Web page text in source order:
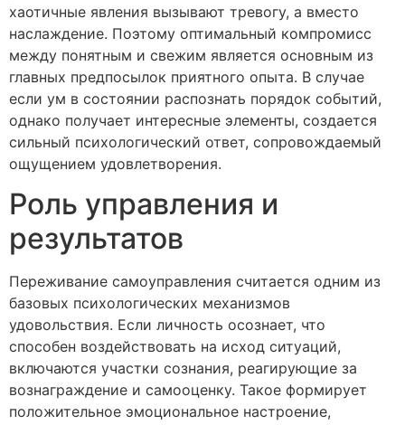
хаотичные явления вызывают тревогу, а вместо
наслаждение. Поэтому оптимальный компромисс
между понятным и свежим является основным из
главных предпосылок приятного опыта. В случае
если ум в состоянии распознать порядок событий,
однако получает интересные элементы, создается
сильный психологический ответ, сопровождаемый
ощущением удовлетворения.
Роль управления и
результатов
Переживание самоуправления считается одним из
базовых психологических механизмов
удовольствия. Если личность осознает, что
способен воздействовать на исход ситуаций,
включаются участки сознания, реагирующие за
вознаграждение и самооценку. Такое формирует
положительное эмоциональное настроение,